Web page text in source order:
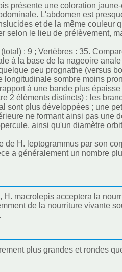
présente une coloration
L'abdomen est
et de la même couleur
selon le lieu de prélèvement,
: 9 ; Vertèbres : 35.
à la base de la nageoire
peu prognathe (versus
longitudinale sombre moins
à une bande plus
2 éléments distincts) ; les
sont plus développées ; une
ne formant ainsi pas une
ainsi qu'un diamètre
de H. leptogrammus par son
a généralement un nombre
H. macrolepis acceptera la
de la nourriture vivante
plus grandes et rondes